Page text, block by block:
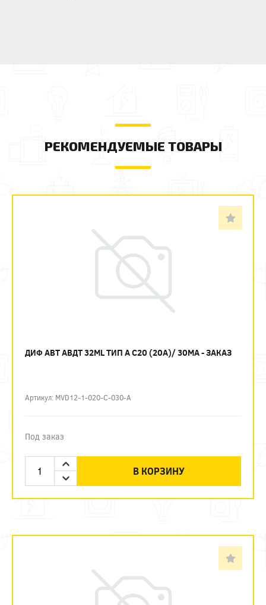
РЕКОМЕНДУЕМЫЕ ТОВАРЫ
ДИФ АВТ АВДТ 32ML ТИП А C20 (20А)/ 30МА - ЗАКАЗ
Артикул: MVD12-1-020-C-030-A
Под заказ
В КОРЗИНУ